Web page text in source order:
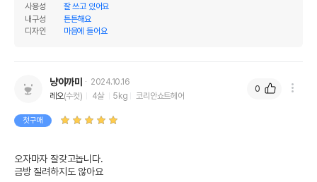
사용성
잘 쓰고 있어요
내구성
튼튼해요
디자인
마음에 들어요
냥이까미
2024.10.16
레오(수컷) 4살 5kg 코리안쇼트헤어
첫구매
오자마자 잘갖고놉니다.
금방 질려하지도 않아요
0